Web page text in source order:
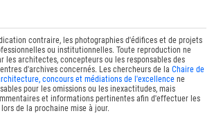
contraire, les photographies d'édifices et de projets
ou institutionnelles. Toute reproduction ne
les architectes, concepteurs ou les responsables des
d'archives concernés. Les chercheurs de laChaire de
concours et médiations de l'excellence ne
pour les omissions ou les inexactitudes, mais
et informations pertinentes afin d'effectuer les
de la prochaine mise à jour.